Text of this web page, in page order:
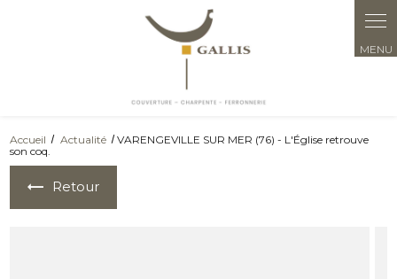
Accueil Actualité
VARENGEVILLE SUR MER (76) - L'Église retrouve
son coq.
Retour